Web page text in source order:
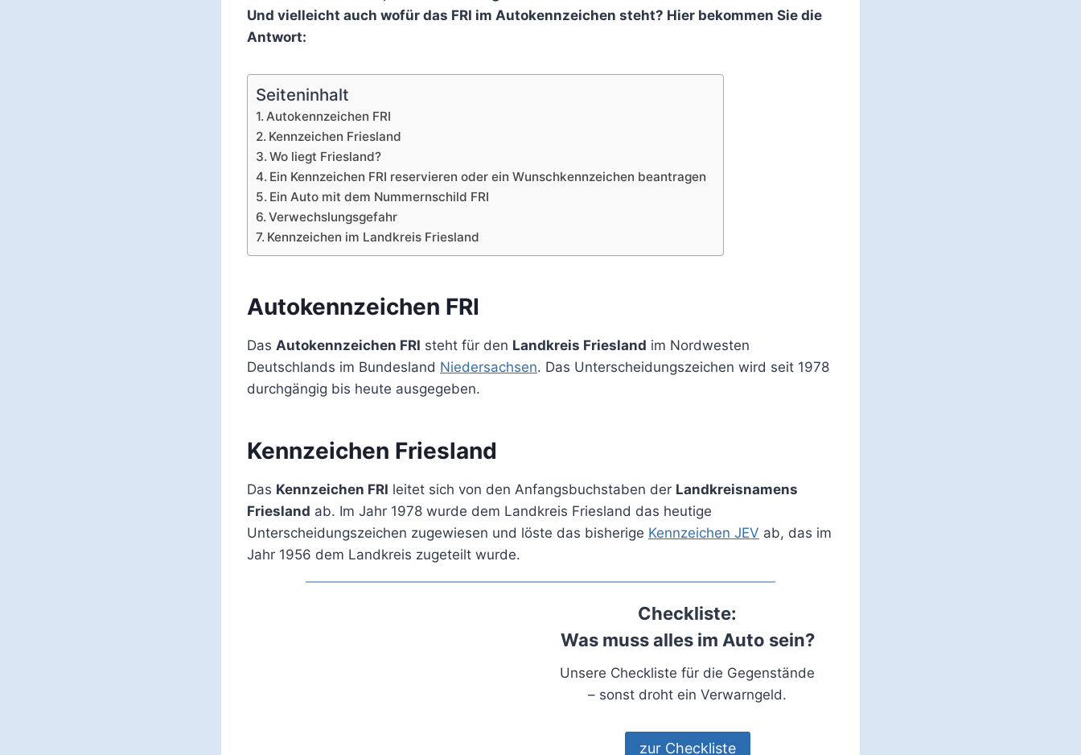
Und vielleicht auch wofür das FRI im Autokennzeichen steht? Hier bekommen Sie die
Antwort:
Seiteninhalt
Autokennzeichen FRI
Kennzeichen Friesland
Wo liegt Friesland?
Ein Kennzeichen FRI reservieren oder ein Wunschkennzeichen beantragen
Ein Auto mit dem Nummernschild FRI
Verwechslungsgefahr
Kennzeichen im Landkreis Friesland
Autokennzeichen FRI
Das Autokennzeichen FRI steht für den Landkreis Friesland im Nordwesten
Deutschlands im Bundesland Niedersachsen. Das Unterscheidungszeichen wird seit 1978
durchgängig bis heute ausgegeben.
Kennzeichen Friesland
Das Kennzeichen FRI leitet sich von den Anfangsbuchstaben der Landkreisnamens
Friesland ab. Im Jahr 1978 wurde dem Landkreis Friesland das heutige
Unterscheidungszeichen zugewiesen und löste das bisherige Kennzeichen JEV ab, das im
Jahr 1956 dem Landkreis zugeteilt wurde.
Checkliste:
Was muss alles im Auto sein?
Unsere Checkliste für die Gegenstände
– sonst droht ein Verwarngeld.
zur Checkliste